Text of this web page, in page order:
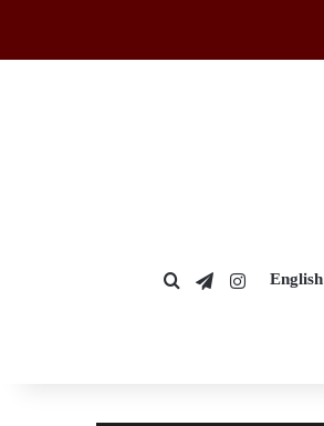
English اینستاگرام
تلگرامجستجو برای